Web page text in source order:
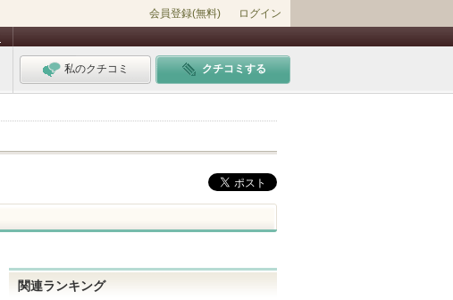
会員登録(無料) ログイン
私のクチコミ クチコミする
関連ランキング